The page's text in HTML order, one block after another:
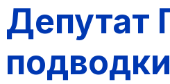
Депутат